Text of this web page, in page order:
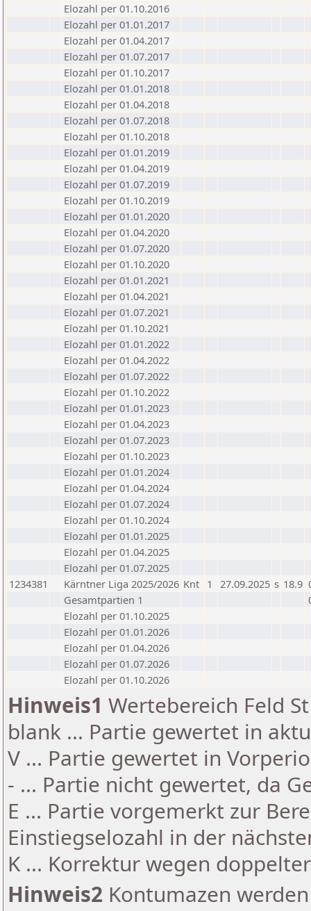
Elozahl per 01.10.2016
Elozahl per 01.01.2017
Elozahl per 01.04.2017
Elozahl per 01.07.2017
Elozahl per 01.10.2017
Elozahl per 01.01.2018
Elozahl per 01.04.2018
Elozahl per 01.07.2018
Elozahl per 01.10.2018
Elozahl per 01.01.2019
Elozahl per 01.04.2019
Elozahl per 01.07.2019
Elozahl per 01.10.2019
Elozahl per 01.01.2020
Elozahl per 01.04.2020
Elozahl per 01.07.2020
Elozahl per 01.10.2020
Elozahl per 01.01.2021
Elozahl per 01.04.2021
Elozahl per 01.07.2021
Elozahl per 01.10.2021
Elozahl per 01.01.2022
Elozahl per 01.04.2022
Elozahl per 01.07.2022
Elozahl per 01.10.2022
Elozahl per 01.01.2023
Elozahl per 01.04.2023
Elozahl per 01.07.2023
Elozahl per 01.10.2023
Elozahl per 01.01.2024
Elozahl per 01.04.2024
Elozahl per 01.07.2024
Elozahl per 01.10.2024
Elozahl per 01.01.2025
Elozahl per 01.04.2025
Elozahl per 01.07.2025
1234381
Kärntner Liga 2025/2026 Knt 1 27.09.2025 s 18.9
Gesamtpartien 1
Elozahl per 01.10.2025
Elozahl per 01.01.2026
Elozahl per 01.04.2026
Elozahl per 01.07.2026
Elozahl per 01.10.2026
Hinweis1 Wertebereich Feld
blank ... Partie gewertet in
V ... Partie gewertet in
- ... Partie nicht gewertet, da
E ... Partie vorgemerkt zur
Einstiegselozahl in der
K ... Korrektur wegen
Hinweis2 Kontumazen